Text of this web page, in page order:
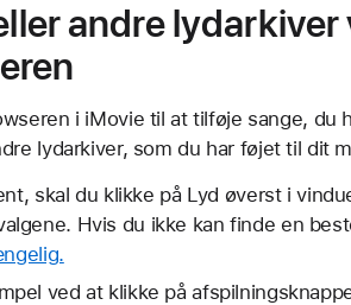
andre
i iMovie til at tilføje sange, du
lydarkiver, som du har føjet til dit
skal du klikke på Lyd øverst i
Hvis du ikke kan finde en
ved at klikke på